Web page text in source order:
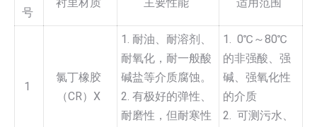
号
1
氯丁橡胶
（CR）X
1. 耐油、耐溶剂、
耐氧化，耐一般酸
碱盐等介质腐蚀。
2. 有极好的弹性、
耐磨性，但耐寒性
1. 0℃～80℃
的非强酸、强
碱、强氧化性
的介质
2. 可测污水、